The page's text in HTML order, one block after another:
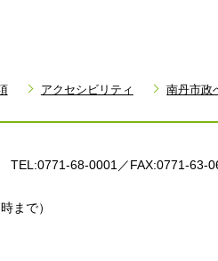
アクセシビリティ 南丹市政
TEL:0771-68-0001／FAX:0771-63-
まで）